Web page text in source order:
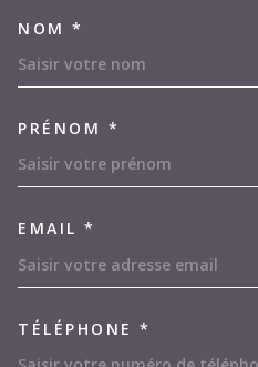
NOM *
PRÉNOM *
EMAIL *
TÉLÉPHONE *